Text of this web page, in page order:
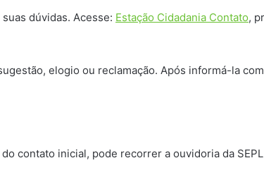
dúvidas. Acesse: Estação Cidadania Contato,
elogio ou reclamação. Após informá-la
contato inicial, pode recorrer a ouvidoria da